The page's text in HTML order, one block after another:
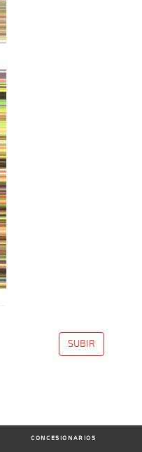
SUBIR
CONCESIONARIOS